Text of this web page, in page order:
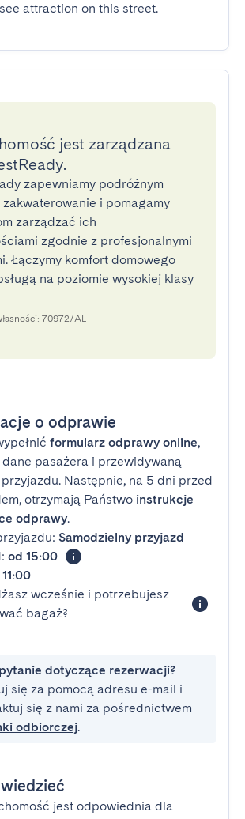
attraction on this street.
jest zarządzana
zapewniamy podróżnym
i pomagamy
zarządzać ich
zgodnie z profesjonalnymi
Łączymy komfort domowego
na poziomie wysokiej klasy
70972/AL
o odprawie
formularz odprawy online,
pasażera i przewidywaną
Następnie, na 5 dni przed
otrzymają Państwo instrukcje
odprawy.
Samodzielny przyjazd
od 15:00
11:00
wcześnie i potrzebujesz
bagaż?
dotyczące rezerwacji?
się za pomocą adresu e-mail i
się z nami za pośrednictwem
odbiorczej.
jest odpowiednia dla